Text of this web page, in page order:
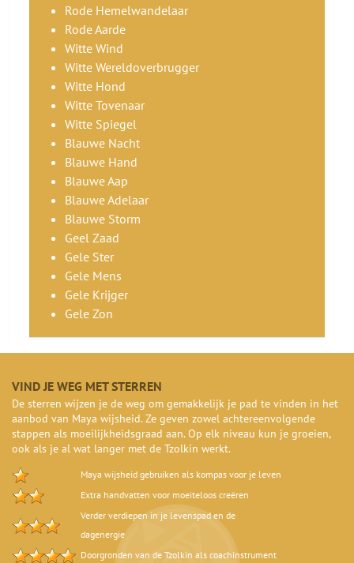
Rode Hemelwandelaar
Rode Aarde
Witte Wind
Witte Wereldoverbrugger
Witte Hond
Witte Tovenaar
Witte Spiegel
Blauwe Nacht
Blauwe Hand
Blauwe Aap
Blauwe Adelaar
Blauwe Storm
Geel Zaad
Gele Ster
Gele Mens
Gele Krijger
Gele Zon
VIND JE WEG MET STERREN
De sterren wijzen je de weg om gemakkelijk je pad te vinden in het
aanbod van Maya wijsheid. Ze geven zowel achtereenvolgende
stappen als moeilijkheidsgraad aan. Op elk niveau kun je groeien,
ook als je al wat langer met de Tzolkin werkt.
Maya wijsheid gebruiken als kompas voor je leven
Extra handvatten voor moeiteloos creëren
Verder verdiepen in je levenspad en de
dagenergie
Doorgronden van de Tzolkin als coachinstrument